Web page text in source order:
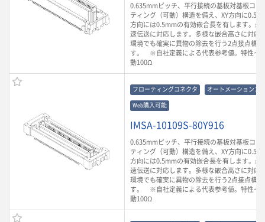
0.635mmピッチ、平行接続の基板対基板コネ
ティング（可動）構造を備え、XY方向に
方向には0.5mmの有効嵌合長を有します。
速伝送に対応します。多様な嵌合高さに対応
環境でも確実に異物の除去を行う2点接点構
す。 ※自社定義による代表参考値。特性イ
動100Ω
フローティングコネクタ オートメーションコ
Web購入可能
IMSA-10109S-80Y916
0.635mmピッチ、平行接続の基板対基板コネ
ティング（可動）構造を備え、XY方向に
方向には0.5mmの有効嵌合長を有します。
速伝送に対応します。多様な嵌合高さに対応
環境でも確実に異物の除去を行う2点接点構
す。 ※自社定義による代表参考値。特性イ
動100Ω